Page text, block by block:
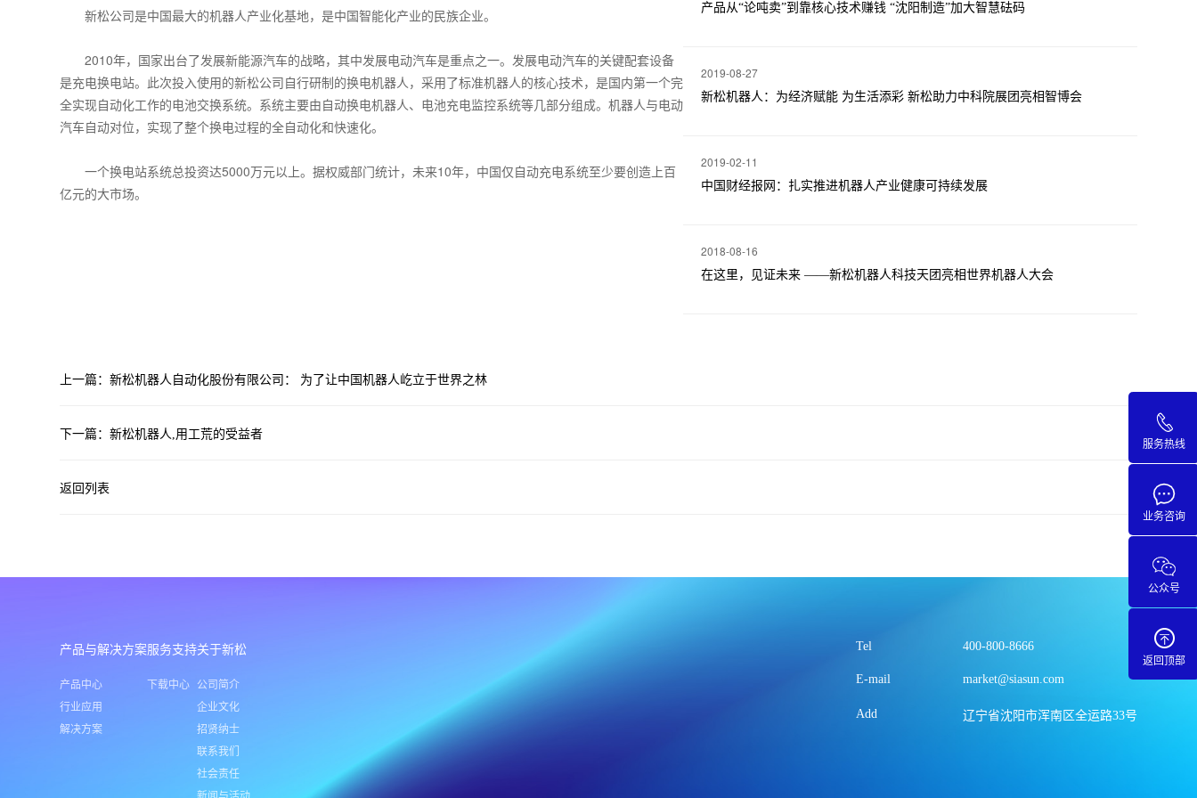
新松公司是中国最大的机器人产业化基地，是中国智能化产业的民族企业。
2010年，国家出台了发展新能源汽车的战略，其中发展电动汽车是重点之一。发展电动汽车的关键配套设备
是充电换电站。此次投入使用的新松公司自行研制的换电机器人，采用了标准机器人的核心技术，是国内第一个完
全实现自动化工作的电池交换系统。系统主要由自动换电机器人、电池充电监控系统等几部分组成。机器人与电动
汽车自动对位，实现了整个换电过程的全自动化和快速化。
一个换电站系统总投资达5000万元以上。据权威部门统计，未来10年，中国仅自动充电系统至少要创造上百
亿元的大市场。
产品从“论吨卖”到靠核心技术赚钱 “沈阳制造”加大智慧砝码
2019-08-27
新松机器人：为经济赋能 为生活添彩 新松助力中科院展团亮相智博会
2019-02-11
中国财经报网：扎实推进机器人产业健康可持续发展
2018-08-16
在这里，见证未来 ——新松机器人科技天团亮相世界机器人大会
上一篇：新松机器人自动化股份有限公司： 为了让中国机器人屹立于世界之林
下一篇：新松机器人,用工荒的受益者
返回列表
产品与解决方案
产品中心
行业应用
解决方案
服务支持
下载中心
关于新松
公司简介
企业文化
招贤纳士
联系我们
社会责任
新闻与活动
Tel 400-800-8666
E-mail market@siasun.com
Add 辽宁省沈阳市浑南区全运路33号
服务热线
业务咨询
公众号
返回顶部